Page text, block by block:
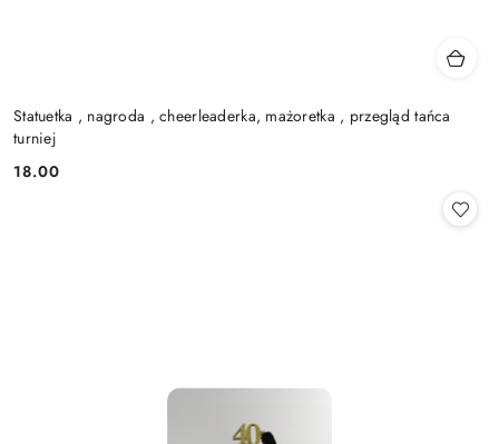
Statuetka , nagroda , cheerleaderka, mażoretka , przegląd tańca
turniej
Cena:
18.00